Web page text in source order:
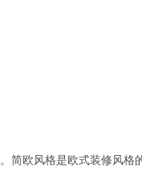
简欧风格是欧式装修风格